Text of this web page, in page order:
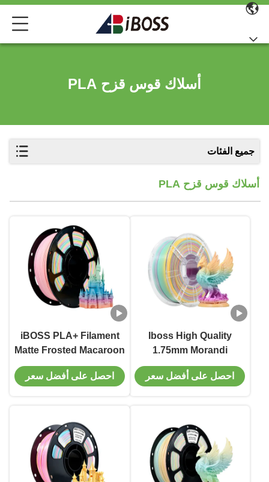
أسلاك قوس قزح PLA
جميع الفئات
أسلاك قوس قزح PLA
Iboss High Quality
1.75mm Morandi
Rainbow 3D Filament
1kg PLA+ Filament
احصل على أفضل سعر
iBOSS PLA+ Filament
Matte Frosted Macaroon
1.75mm 1kg الطباعة ثلاثية
الأبعاد
احصل على أفضل سعر